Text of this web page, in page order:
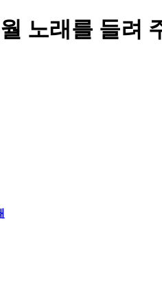
노래를 들려